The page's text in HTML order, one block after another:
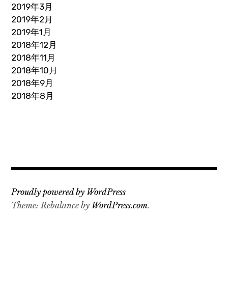
2019年3月
2019年2月
2019年1月
2018年12月
2018年11月
2018年10月
2018年9月
2018年8月
Proudly powered by WordPress
Theme: Rebalance by WordPress.com.